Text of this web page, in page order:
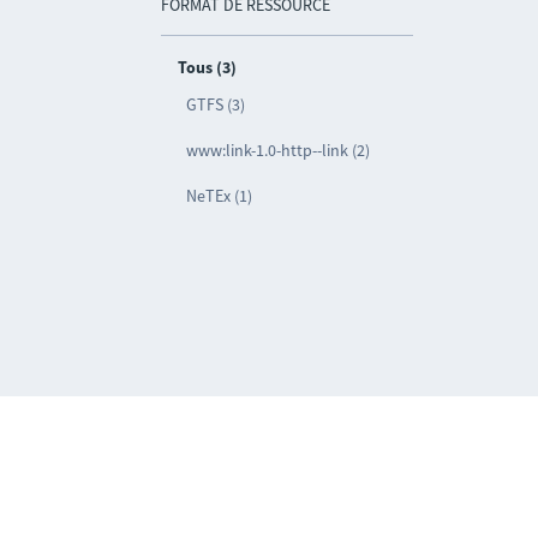
FORMAT DE RESSOURCE
Tous (3)
GTFS (3)
www:link-1.0-http--link (2)
NeTEx (1)